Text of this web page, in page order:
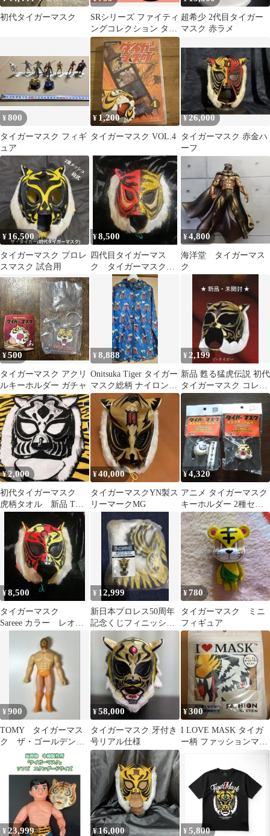
初代タイガーマスク
SRシリーズ ファイティ
ングコレクション タイ
ガーマスク編 2種セッ
ト
超希少 2代目タイガー
マスク 赤ラメ
¥800
タイガーマスク フィギ
ュア
¥ 1,200
タイガーマスク VOL.4
¥26,000
タイガーマスク 赤金ハ
ーフ
¥ 16,500
タイガーマスク プロレ
スマスク 試合用
¥8,500
四代目タイガーマス
ク タイガーマスクW
反転カラー 特殊ラメ
¥4,800
海洋堂 タイガーマス
ク
¥500
タイガーマスク アクリ
ルキーホルダー ガチャ
¥8,888
Onitsuka Tiger タイガー
マスク総柄 ナイロンジ
ャケット フード付
¥ 2,199
新品 甦る猛虎伝説 初代
タイガーマスク コレク
ション Vol.1 ザ・タイ
ガー
¥2,000
初代タイガーマスク
虎柄タオル 新品 THE
FIRST TIGER MASK
¥40,000
タイガーマスクYN製ス
リーマークMG
¥4,320
アニメ タイガーマスク
キーホルダー 2種セッ
ト(未開封)
¥8,500
タイガーマスク
Sareee カラー レオタ
¥ 12,999
新日本プロレス50周年
記念くじフィニッシュ
賞タイガーマスクレプ
リカ（Ⅲver.）
¥780
タイガーマスク ミニ
フィギュア
¥900
TOMY タイガーマス
ク ザ・ゴールデンマ
スク 13cm ソフビ
2002年
¥58,000
タイガーマスク 牙付き
号リアル仕様
¥300
I LOVE MASK タイガ
ー柄 ファッションマス
¥ 23,999 ¥16,000 ¥ 5,800